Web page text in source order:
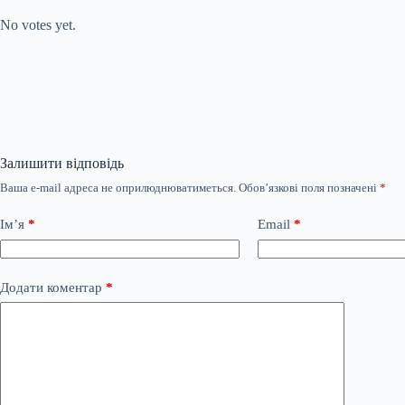
No votes yet.
Залишити відповідь
Ваша e-mail адреса не оприлюднюватиметься. Обов’язкові поля позначені *
Ім’я * Email *
Додати коментар *